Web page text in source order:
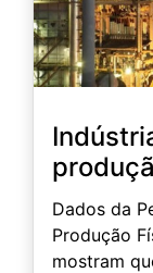
Dados da
Produção
mostram